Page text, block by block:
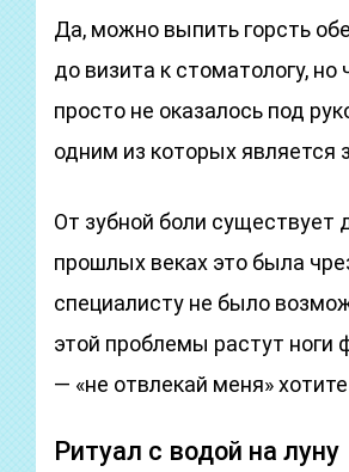
Да, можно выпить горсть
до визита к стоматологу, но
просто не оказалось под
одним из которых является
От зубной боли существует
прошлых веках это была
специалисту не было
этой проблемы растут ноги
— «не отвлекай меня»
Ритуал с водой на луну